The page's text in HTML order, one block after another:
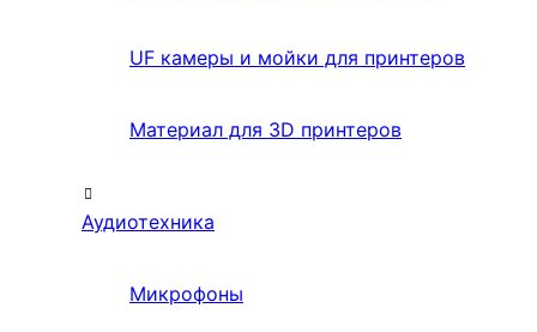
UF камеры и мойки для принтеров
Материал для 3D принтеров
Аудиотехника
Микрофоны